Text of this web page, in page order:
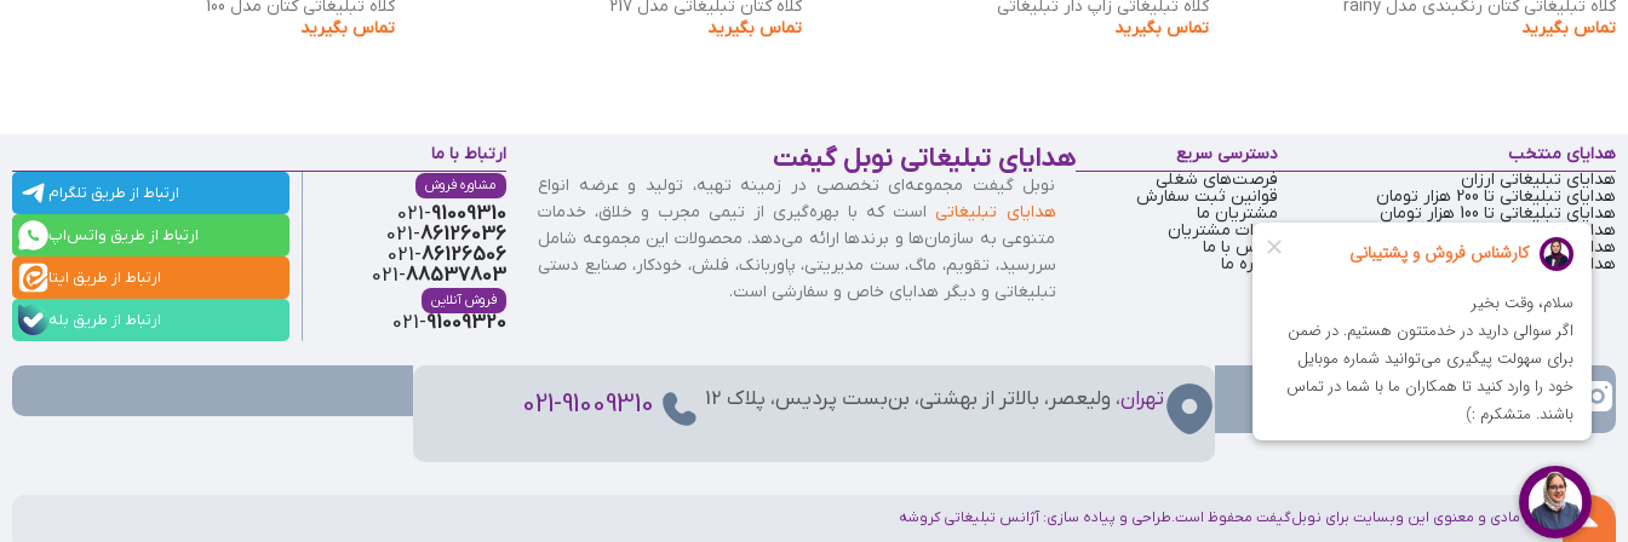
کلاه تبلیغاتی کتان رنگبندی مدل rainy
تماس بگیرید
کلاه تبلیغاتی زاپ دار تبلیغاتی
تماس بگیرید
کلاه کتان تبلیغاتی مدل 217
تماس بگیرید
کلاه تبلیغاتی کتان مدل 100
تماس بگیرید
هدایای منتخب
هدایای تبلیغاتی ارزان
هدایای تبلیغاتی تا 200 هزار تومان
هدایای تبلیغاتی تا 100 هزار تومان
هدایای تبلیغاتی تا 50 هزار تومان
هدایای تبلیغاتی یلدا
هدایای تبلیغاتی عید نوروز
دسترسی سریع
فرصت‌های شغلی
قوانین ثبت سفارش
مشتریان ما
نظرات مشتریان
تماس با ما
درباره ما
هدایای تبلیغاتی نوبل گیفت
نوبل گیفت مجموعه‌ای تخصصی در زمینه تهیه، تولید و عرضه انواع
هدایای تبلیغاتیاست که با بهره‌گیری از تیمی مجرب و خلاق، خدمات
متنوعی به سازمان‌ها و برندها ارائه می‌دهد. محصولات این مجموعه شامل
سررسید، تقویم، ماگ، ست مدیریتی، پاوربانک، فلش، خودکار، صنایع دستی
تبلیغاتی و دیگر هدایای خاص و سفارشی است.
ارتباط با ما
مشاوره فروش
021-91009310
021-86126036
021-86126506
021-88537803
فروش آنلاین
021-91009320
ارتباط از طریق تلگرام
ارتباط از طریق واتس‌اپ
ارتباط از طریق ایتا
ارتباط از طریق بله
تهران، ولیعصر، بالاتر از بهشتی، بن‌بست پردیس، پلاک 12 021-91009310
کلیه حقوق مادی و معنوی این وبسایت برای نوبل‌گیفت محفوظ است.طراحی و پیاده سازی:آژانس تبلیغاتی کروشه